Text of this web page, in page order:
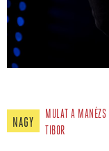
NAGY
MULAT A MANÉZS
TIBOR